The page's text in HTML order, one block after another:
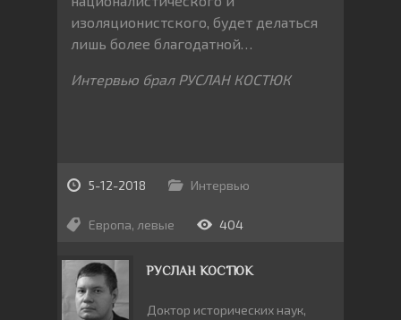
изоляционистского, будет делаться
лишь более благодатной…
Интервью брал РУСЛАН КОСТЮК
5-12-2018 Интервью
Европа, левые 404
РУСЛАН КОСТЮК
Доктор исторических наук,